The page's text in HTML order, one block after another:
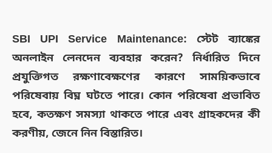
SBI UPI Service Maintenance: স্টেট ব্যাঙ্কের
অনলাইন লেনদেন ব্যবহার করেন? নির্ধারিত দিনে
প্রযুক্তিগত রক্ষণাবেক্ষণের কারণে সাময়িকভাবে
পরিষেবায় বিঘ্ন ঘটতে পারে। কোন পরিষেবা প্রভাবিত
হবে, কতক্ষণ সমস্যা থাকতে পারে এবং গ্রাহকদের কী
করণীয়, জেনে নিন বিস্তারিত।